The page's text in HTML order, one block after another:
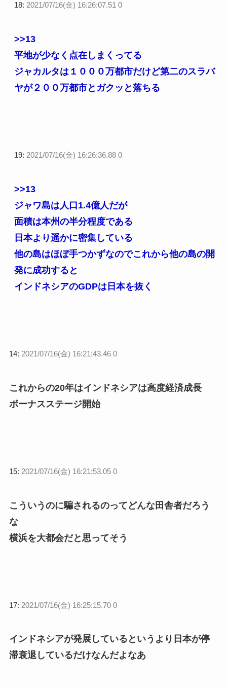
18: 2021/07/16(金) 16:26:07.51 0
>>13
平地が少なく点在しまくってる
ジャカルタは１０００万都市だけど第二のスラバ
ヤが２００万都市とガクッと落ちる
19: 2021/07/16(金) 16:26:36.88 0
>>13
ジャワ島は人口1.4億人だが
面積は本州の半分程度である
日本より遥かに密集している
他の島はほぼ手つかずなのでこれから他の島の開
発に成功すると
インドネシアのGDPは日本を抜く
14: 2021/07/16(金) 16:21:43.46 0
これからの20年はインドネシアは高度経済成長
ボーナスステージ開始
15: 2021/07/16(金) 16:21:53.05 0
こういうのに騙されるのってどんな田舎者だろう
な
横浜を大都会だと思ってそう
17: 2021/07/16(金) 16:25:15.70 0
インドネシアが発展しているというより日本が停
滞衰退しているだけなんだよなあ